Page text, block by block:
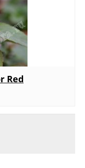
Red